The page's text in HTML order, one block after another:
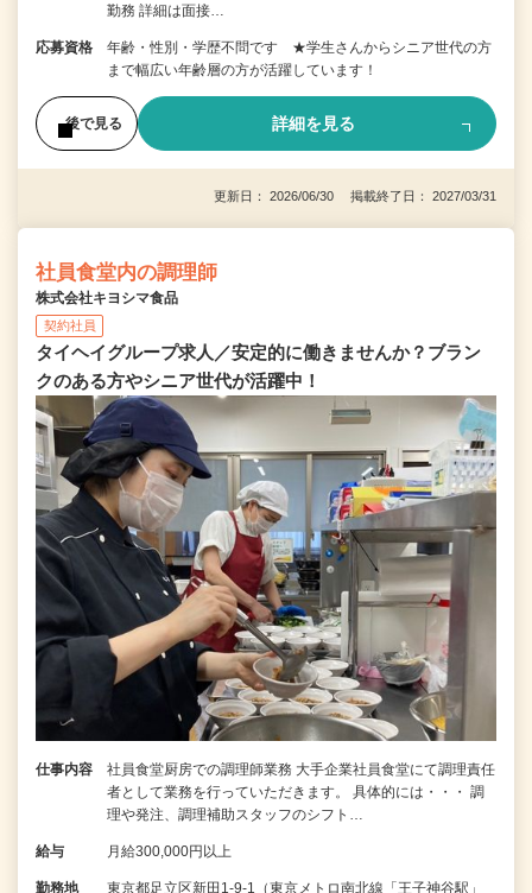
勤務 詳細は面接…
応募資格
年齢・性別・学歴不問です ★学生さんからシニア世代の方
まで幅広い年齢層の方が活躍しています！
後で見る 詳細を見る
更新日： 2026/06/30 掲載終了日： 2027/03/31
社員食堂内の調理師
株式会社キヨシマ食品
契約社員
タイヘイグループ求人／安定的に働きませんか？ブラン
クのある方やシニア世代が活躍中！
仕事内容
社員食堂厨房での調理師業務 大手企業社員食堂にて調理責任
者として業務を行っていただきます。 具体的には・・・ 調
理や発注、調理補助スタッフのシフト…
給与 月給300,000円以上
勤務地 東京都足立区新田1-9-1（東京メトロ南北線「王子神谷駅」